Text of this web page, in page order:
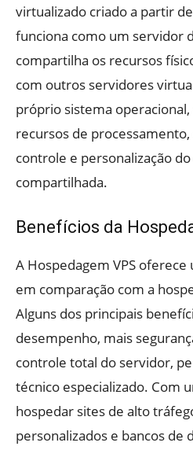
virtualizado criado a partir
funciona como um servidor
compartilha os recursos
com outros servidores
próprio sistema
recursos de
controle e personalização
compartilhada.
Benefícios da
A Hospedagem VPS
em comparação com a
Alguns dos principais
desempenho, mais
controle total do servidor,
técnico especializado. Com
hospedar sites de alto
personalizados e bancos de